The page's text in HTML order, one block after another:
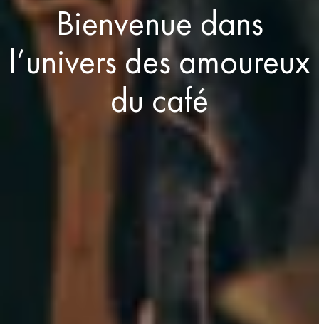
Bienvenue dans
l’univers des amoureux
du café